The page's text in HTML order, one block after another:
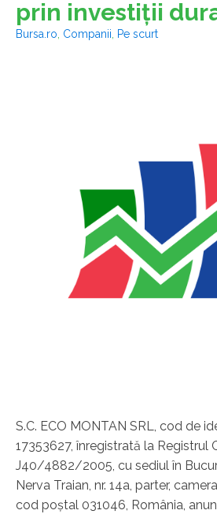
prin investiţii
Bursa.ro Companii
Pe scurt
S.C. ECO MONTAN SRL, cod de
17353627, înregistrată la Registrul
J40/4882/2005, cu sediul în
Nerva Traian, nr. 14a, parter,
cod poştal 031046, România,